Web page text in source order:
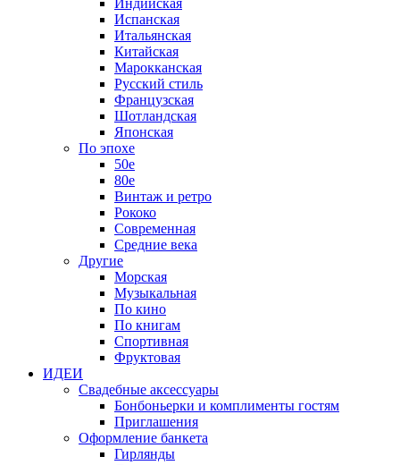
Индийская
Испанская
Итальянская
Китайская
Марокканская
Русский стиль
Французская
Шотландская
Японская
По эпохе
50е
80е
Винтаж и ретро
Рококо
Современная
Средние века
Другие
Морская
Музыкальная
По кино
По книгам
Спортивная
Фруктовая
ИДЕИ
Свадебные аксессуары
Бонбоньерки и комплименты гостям
Приглашения
Оформление банкета
Гирлянды